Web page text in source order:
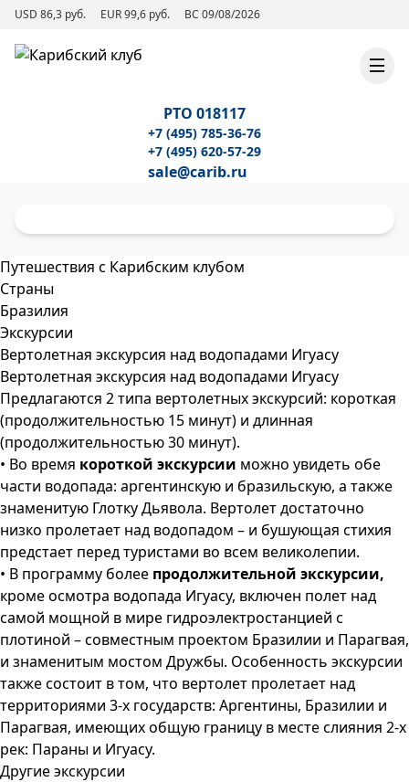
USD 86,3 руб. EUR 99,6 руб. ВС 09/08/2026
РТО 018117
+7 (495) 785-36-76
+7 (495) 620-57-29
sale@carib.ru
Путешествия с Карибским клубом
Страны
Бразилия
Экскурсии
Вертолетная экскурсия над водопадами Игуасу
Вертолетная экскурсия над водопадами Игуасу
Предлагаются 2 типа вертолетных экскурсий: короткая
(продолжительностью 15 минут) и длинная
(продолжительностью 30 минут).
• Во время короткой экскурсии можно увидеть обе
части водопада: аргентинскую и бразильскую, а также
знаменитую Глотку Дьявола. Вертолет достаточно
низко пролетает над водопадом – и бушующая стихия
предстает перед туристами во всем великолепии.
• В программу более продолжительной экскурсии,
кроме осмотра водопада Игуасу, включен полет над
самой мощной в мире гидроэлектростанцией с
плотиной – совместным проектом Бразилии и Парагвая,
и знаменитым мостом Дружбы. Особенность экскурсии
также состоит в том, что вертолет пролетает над
территориями 3-х государств: Аргентины, Бразилии и
Парагвая, имеющих общую границу в месте слияния 2-х
рек: Параны и Игуасу.
Другие экскурсии